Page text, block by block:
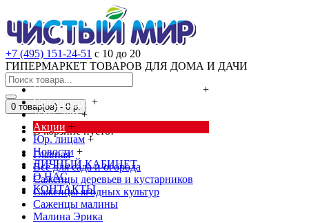
+7 (495) 151-24-51 с 10 до 20
ГИПЕРМАРКЕТ ТОВАРОВ ДЛЯ ДОМА И ДАЧИ
Cредства от насекомых и грызунов
+
Сад, огород +
Дача, дом +
Акции +
Юр. лицам +
Новости +
ЛИЧНЫЙ КАБИНЕТ
О НАС
КОНТАКТЫ
0 товар(ов) - 0 р.
В корзине пусто!
Главная
Всё для сада и огорода
Саженцы деревьев и кустарников
Саженцы ягодных культур
Саженцы малины
Малина Эрика